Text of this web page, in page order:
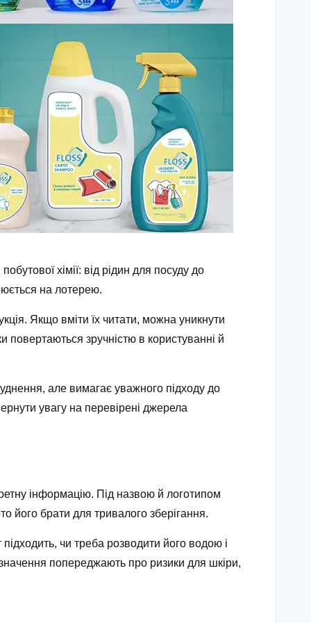
хімії: від рідин для посуду до
на лотерею.
Якщо вміти їх читати, можна уникнути
зручністю в користуванні й
але вимагає уважного підходу до
увагу на перевірені джерела
інформацію. Під назвою й логотипом
його брати для тривалого зберігання.
чи треба розводити його водою і
попереджають про ризики для шкіри,